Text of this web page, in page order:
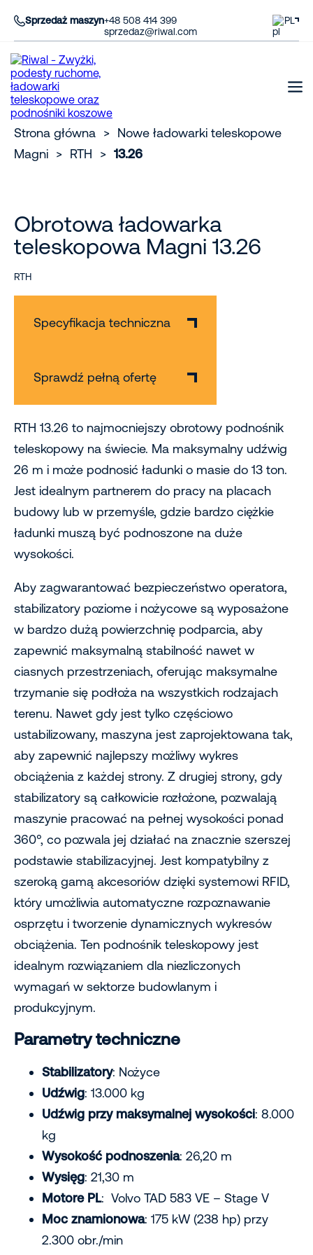
Sprzedaż maszyn+48 508 414 399
sprzedaz@riwal.com
PL
Strona główna > Nowe ładowarki teleskopowe
Magni > RTH > 13.26
Obrotowa ładowarka
teleskopowa Magni 13.26
RTH
Specyfikacja techniczna
Sprawdź pełną ofertę
RTH 13.26 to najmocniejszy obrotowy podnośnik
teleskopowy na świecie. Ma maksymalny udźwig
26 m i może podnosić ładunki o masie do 13 ton.
Jest idealnym partnerem do pracy na placach
budowy lub w przemyśle, gdzie bardzo ciężkie
ładunki muszą być podnoszone na duże
wysokości.
Aby zagwarantować bezpieczeństwo operatora,
stabilizatory poziome i nożycowe są wyposażone
w bardzo dużą powierzchnię podparcia, aby
zapewnić maksymalną stabilność nawet w
ciasnych przestrzeniach, oferując maksymalne
trzymanie się podłoża na wszystkich rodzajach
terenu. Nawet gdy jest tylko częściowo
ustabilizowany, maszyna jest zaprojektowana tak,
aby zapewnić najlepszy możliwy wykres
obciążenia z każdej strony. Z drugiej strony, gdy
stabilizatory są całkowicie rozłożone, pozwalają
maszynie pracować na pełnej wysokości ponad
360°, co pozwala jej działać na znacznie szerszej
podstawie stabilizacyjnej. Jest kompatybilny z
szeroką gamą akcesoriów dzięki systemowi RFID,
który umożliwia automatyczne rozpoznawanie
osprzętu i tworzenie dynamicznych wykresów
obciążenia. Ten podnośnik teleskopowy jest
idealnym rozwiązaniem dla niezliczonych
wymagań w sektorze budowlanym i
produkcyjnym.
Parametry techniczne
Stabilizatory: Nożyce
Udźwig: 13.000 kg
Udźwig przy maksymalnej wysokości: 8.000
kg
Wysokość podnoszenia: 26,20 m
Wysięg: 21,30 m
Motore PL: Volvo TAD 583 VE – Stage V
Moc znamionowa: 175 kW (238 hp) przy
2.300 obr./min